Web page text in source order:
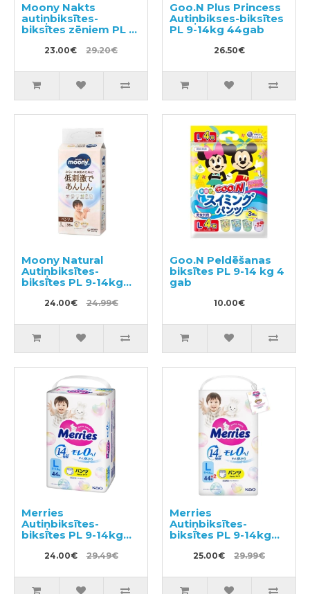
Moony Nakts
autiņbiksītes-
biksītes zēniem PL 9-
23.00€ 29.20€
Goo.N Plus Princess
Autiņbikses-biksītes
PL 9-14kg 44gab
26.50€
Moony Natural
Autiņbiksītes-
biksītes PL 9-14kg
24.00€ 24.99€
Goo.N Peldēšanas
biksītes PL 9-14 kg 4
gab
10.00€
Merries
Autiņbiksītes-
biksītes PL 9-14kg
24.00€ 29.49€
Merries
Autiņbiksītes-
biksītes PL 9-14kg
25.00€ 29.99€